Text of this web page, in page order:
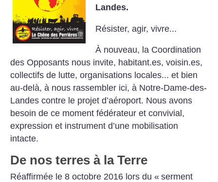
Landes.
Résister, agir, vivre...
À nouveau, la Coordination
des Opposants nous invite, habitant.es, voisin.es,
collectifs de lutte, organisations locales... et bien
au-delà, à nous rassembler ici, à Notre-Dame-des-
Landes contre le projet d’aéroport. Nous avons
besoin de ce moment fédérateur et convivial,
expression et instrument d’une mobilisation
intacte.
De nos terres à la Terre
Réaffirmée le 8 octobre 2016 lors du « serment